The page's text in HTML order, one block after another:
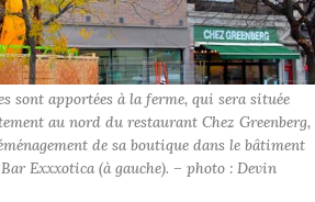
sont apportées à la ferme, qui sera située
au nord du restaurant Chez Greenberg,
de sa boutique dans le bâtiment
Exxxotica (à gauche). – photo : Devin